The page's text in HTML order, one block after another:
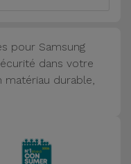
pour Samsung
dans votre
matériau durable,